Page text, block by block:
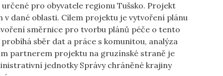
pro obyvatele regionu Tušsko. Projekt
dané oblasti. Cílem projektu je vytvoření plánu
směrnice pro tvorbu plánů péče o tento
sběr dat a práce s komunitou, analýza
partnerem projektu na gruzínské straně je
jednotky Správy chráněné krajiny